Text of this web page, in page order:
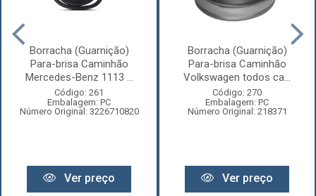
Borracha (Guarnição)
Para-brisa Caminhão
Mercedes-Benz 1113 ...
Código: 261
Embalagem: PC
Número Original: 3226710820
Ver preço
Borracha (Guarnição)
Para-brisa Caminhão
Volkswagen todos ca...
Código: 270
Embalagem: PC
Número Original: 218371
Ver preço